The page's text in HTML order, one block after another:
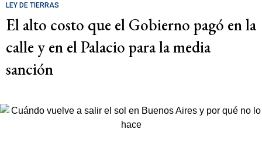
LEY DE TIERRAS
El alto costo que el Gobierno pagó en la
calle y en el Palacio para la media
sanción